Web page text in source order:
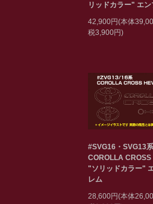
リッドカラー" エン
42,900円(本体
税3,900円)
#SVG16・SVG13系
COROLLA CROSS
"ソリッドカラー"
レム
28,600円(本体